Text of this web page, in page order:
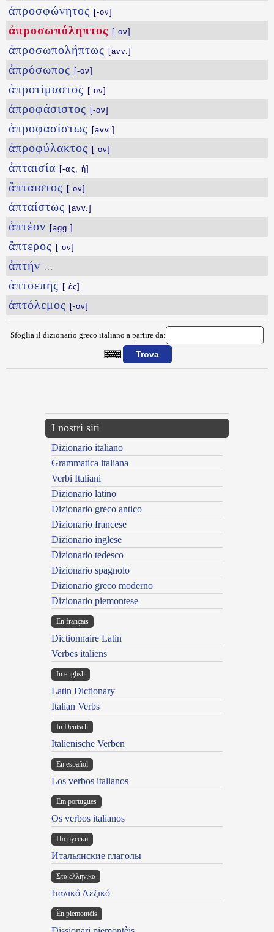
ἀπροσφώνητος [-ον]
ἀπροσωπόληπτος [-ον]
ἀπροσωπολήπτως [avv.]
ἀπρόσωπος [-ον]
ἀπροτίμαστος [-ον]
ἀπροφάσιστος [-ον]
ἀπροφασίστως [avv.]
ἀπροφύλακτος [-ον]
ἀπταισία [-ας, ἡ]
ἄπταιστος [-ον]
ἀπταίστως [avv.]
ἀπτέον [agg.]
ἄπτερος [-ον]
ἀπτήν ...
ἀπτοεπής [-ές]
ἀπτόλεμος [-ον]
Sfoglia il dizionario greco italiano a partire da:
I nostri siti
Dizionario italiano
Grammatica italiana
Verbi Italiani
Dizionario latino
Dizionario greco antico
Dizionario francese
Dizionario inglese
Dizionario tedesco
Dizionario spagnolo
Dizionario greco moderno
Dizionario piemontese
En français
Dictionnaire Latin
Verbes italiens
In english
Latin Dictionary
Italian Verbs
In Deutsch
Italienische Verben
En español
Los verbos italianos
Em portugues
Os verbos italianos
По русски
Итальянские глаголы
Στα ελληνικά
Ιταλικό Λεξικό
Ën piemontèis